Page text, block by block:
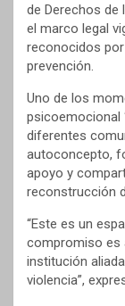
de Derechos de
el marco legal
reconocidos
prevención.
Uno de los
psicoemocional
diferentes
autoconcepto,
apoyo y
reconstrucción
“Este es un
compromiso es
institución
violencia”,